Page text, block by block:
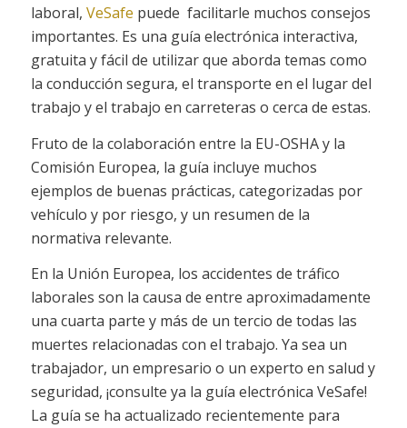
laboral, VeSafe puede facilitarle muchos consejos
importantes. Es una guía electrónica interactiva,
gratuita y fácil de utilizar que aborda temas como
la conducción segura, el transporte en el lugar del
trabajo y el trabajo en carreteras o cerca de estas.
Fruto de la colaboración entre la EU-OSHA y la
Comisión Europea, la guía incluye muchos
ejemplos de buenas prácticas, categorizadas por
vehículo y por riesgo, y un resumen de la
normativa relevante.
En la Unión Europea, los accidentes de tráfico
laborales son la causa de entre aproximadamente
una cuarta parte y más de un tercio de todas las
muertes relacionadas con el trabajo. Ya sea un
trabajador, un empresario o un experto en salud y
seguridad, ¡consulte ya la guía electrónica VeSafe!
La guía se ha actualizado recientemente para